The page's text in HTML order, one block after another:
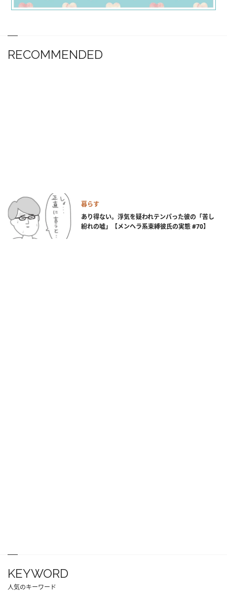
RECOMMENDED
暮らす
あり得ない。浮気を疑われテンパった彼の「苦し
紛れの嘘」【メンヘラ系束縛彼氏の実態 #70】
KEYWORD
人気のキーワード